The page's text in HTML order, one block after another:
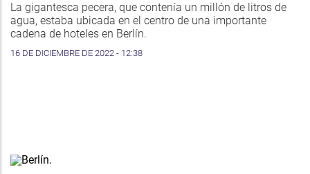
La gigantesca pecera, que contenía un millón de litros de
agua, estaba ubicada en el centro de una importante
cadena de hoteles en Berlín.
16 DE DICIEMBRE DE 2022 - 12:38